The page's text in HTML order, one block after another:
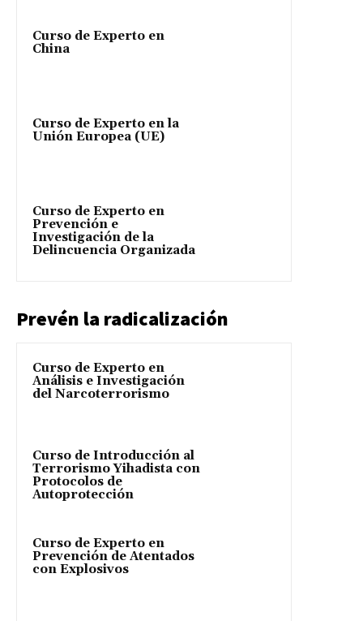
Curso de Experto en
China
Curso de Experto en la
Unión Europea (UE)
Curso de Experto en
Prevención e
Investigación de la
Delincuencia Organizada
Prevén la radicalización
Curso de Experto en
Análisis e Investigación
del Narcoterrorismo
Curso de Introducción al
Terrorismo Yihadista con
Protocolos de
Autoprotección
Curso de Experto en
Prevención de Atentados
con Explosivos